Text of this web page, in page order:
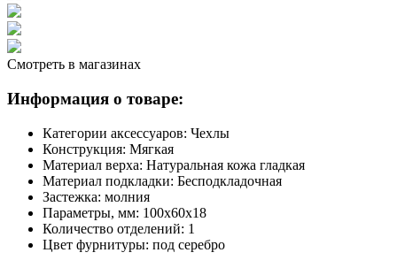
Смотреть в магазинах
Информация о товаре:
Категории аксессуаров: Чехлы
Конструкция: Мягкая
Материал верха: Натуральная кожа гладкая
Материал подкладки: Бесподкладочная
Застежка: молния
Параметры, мм: 100х60х18
Количество отделений: 1
Цвет фурнитуры: под серебро